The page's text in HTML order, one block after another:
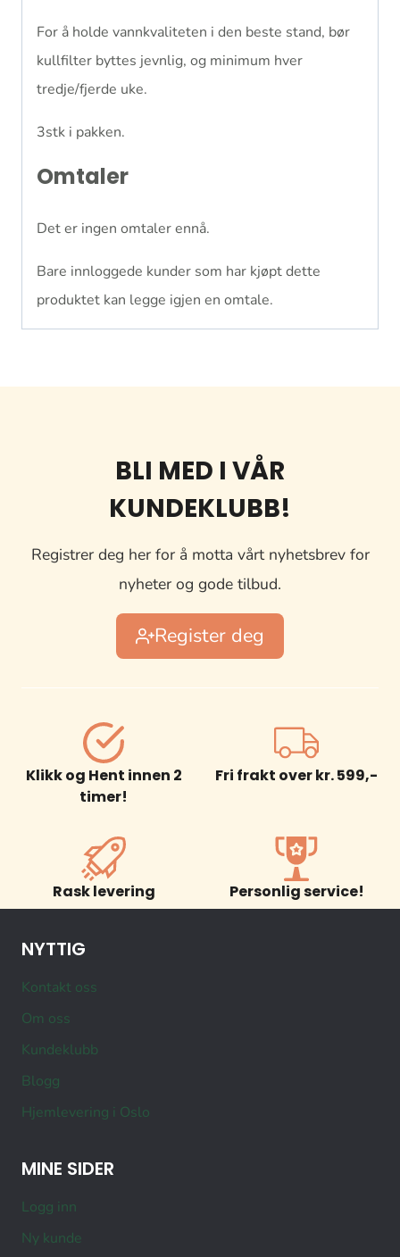
For å holde vannkvaliteten i den beste stand, bør
kullfilter byttes jevnlig, og minimum hver
tredje/fjerde uke.
3stk i pakken.
Omtaler
Det er ingen omtaler ennå.
Bare innloggede kunder som har kjøpt dette
produktet kan legge igjen en omtale.
BLI MED I VÅR
KUNDEKLUBB!
Registrer deg her for å motta vårt nyhetsbrev for
nyheter og gode tilbud.
Register deg
Klikk og Hent innen 2
timer!
Fri frakt over kr. 599,-
Rask levering Personlig service!
NYTTIG
Kontakt oss
Om oss
Kundeklubb
Blogg
Hjemlevering i Oslo
MINE SIDER
Logg inn
Ny kunde